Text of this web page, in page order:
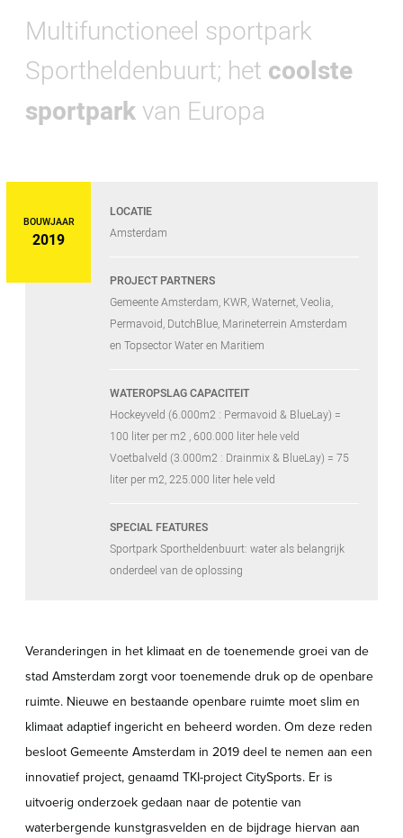
Multifunctioneel sportpark
Sportheldenbuurt; het coolste
sportpark van Europa
BOUWJAAR
2019
LOCATIE
Amsterdam
PROJECT PARTNERS
Gemeente Amsterdam, KWR, Waternet, Veolia,
Permavoid, DutchBlue, Marineterrein Amsterdam
en Topsector Water en Maritiem
WATEROPSLAG CAPACITEIT
Hockeyveld (6.000m2 : Permavoid & BlueLay) =
100 liter per m2 , 600.000 liter hele veld
Voetbalveld (3.000m2 : Drainmix & BlueLay) = 75
liter per m2, 225.000 liter hele veld
SPECIAL FEATURES
Sportpark Sportheldenbuurt: water als belangrijk
onderdeel van de oplossing
Veranderingen in het klimaat en de toenemende groei van de
stad Amsterdam zorgt voor toenemende druk op de openbare
ruimte. Nieuwe en bestaande openbare ruimte moet slim en
klimaat adaptief ingericht en beheerd worden. Om deze reden
besloot Gemeente Amsterdam in 2019 deel te nemen aan een
innovatief project, genaamd TKI-project CitySports. Er is
uitvoerig onderzoek gedaan naar de potentie van
waterbergende kunstgrasvelden en de bijdrage hiervan aan